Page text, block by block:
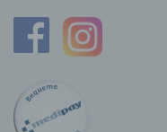
a)
Informationen,